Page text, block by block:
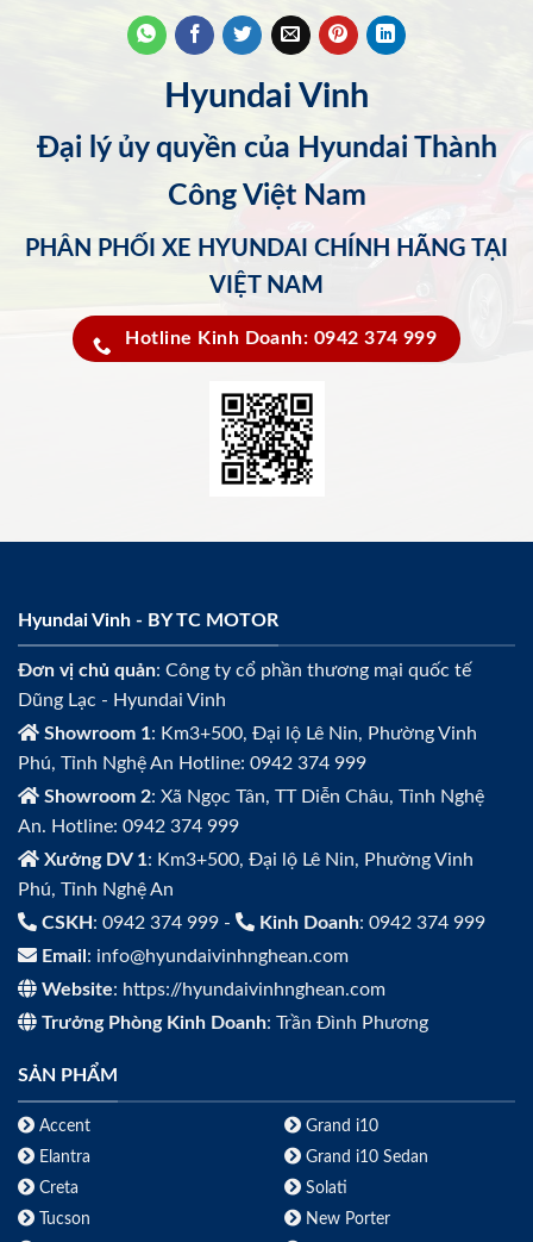
Hyundai Vinh
Đại lý ủy quyền của Hyundai Thành
Công Việt Nam
PHÂN PHỐI XE HYUNDAI CHÍNH HÃNG TẠI
VIỆT NAM
Hotline Kinh Doanh: 0942 374 999
Hyundai Vinh - BY TC MOTOR
Đơn vị chủ quản: Công ty cổ phần thương mại quốc tế
Dũng Lạc - Hyundai Vinh
Showroom 1: Km3+500, Đại lộ Lê Nin, Phường Vinh
Phú, Tỉnh Nghệ An Hotline: 0942 374 999
Showroom 2: Xã Ngọc Tân, TT Diễn Châu, Tỉnh Nghệ
An. Hotline: 0942 374 999
Xưởng DV 1: Km3+500, Đại lộ Lê Nin, Phường Vinh
Phú, Tỉnh Nghệ An
CSKH : 0942 374 999 - Kinh Doanh: 0942 374 999
Email : info@hyundaivinhnghean.com
Website: https://hyundaivinhnghean.com
Trưởng Phòng Kinh Doanh: Trần Đình Phương
SẢN PHẨM
Accent
Elantra
Creta
Tucson
Grand i10
Grand i10 Sedan
Solati
New Porter